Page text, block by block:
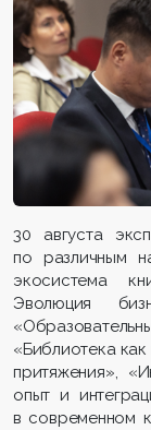
30 августа
по различным
экосистема
Эволюция
«Библиотека как
притяжения»,
опыт и
в современном